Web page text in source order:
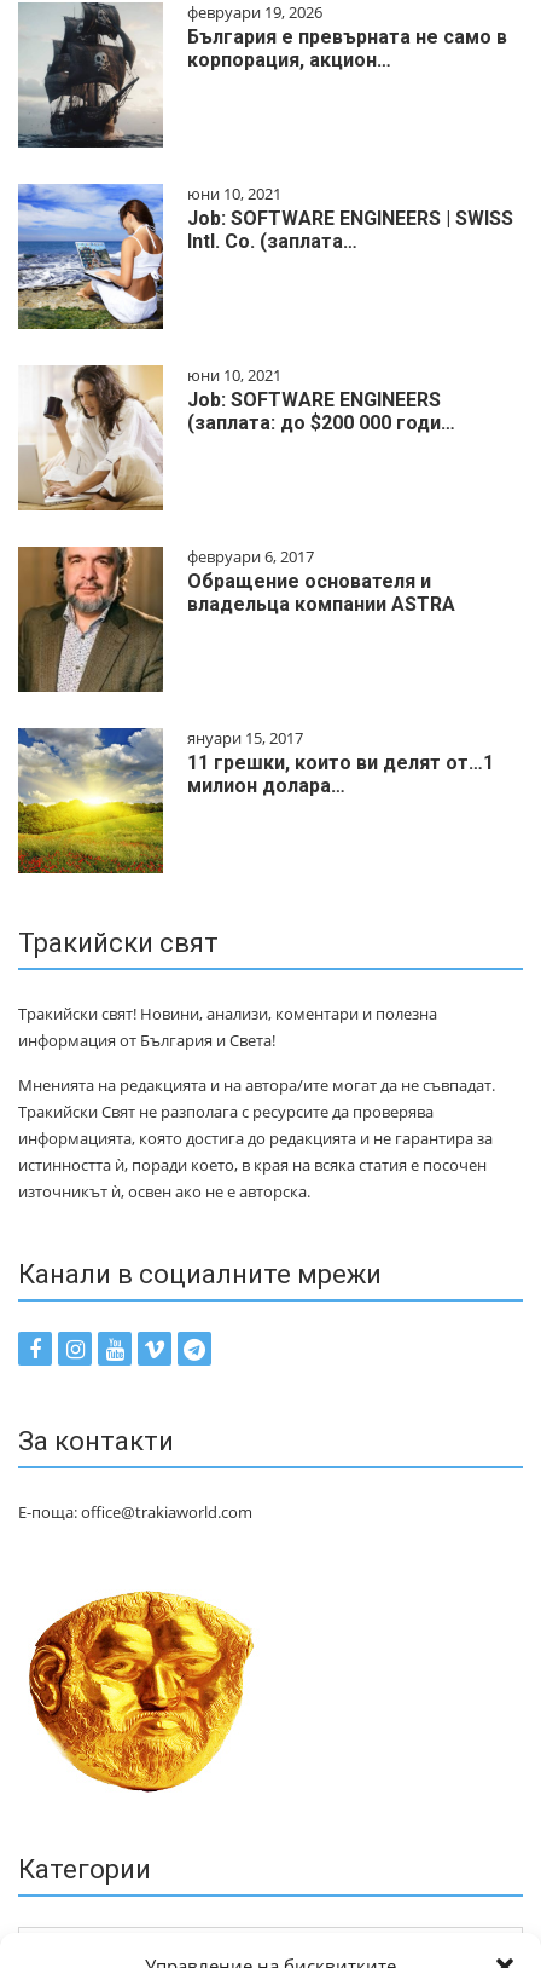
февруари 19, 2026
България е превърната не само в
корпорация, акцион…
юни 10, 2021
Job: SOFTWARE ENGINEERS | SWISS
Intl. Co. (заплата…
юни 10, 2021
Job: SOFTWARE ENGINEERS
(заплата: до $200 000 годи…
февруари 6, 2017
Обращение основателя и
владельца компании ASTRA
януари 15, 2017
11 грешки, които ви делят от…1
милиoн дoлapa…
Тракийски свят
Тракийски свят! Новини, анализи, коментари и полезна
информация от България и Света!
Мненията на редакцията и на автора/ите могат да не съвпадат.
Тракийски Свят не разполага с ресурсите да проверява
информацията, която достига до редакцията и не гарантира за
истинността ѝ, поради което, в края на всяка статия е посочен
източникът ѝ, освен ако не е авторска.
Канали в социалните мрежи
За контакти
Е-поща: office@trakiaworld.com
Категории